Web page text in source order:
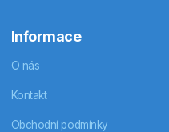
Informace
O nás
Kontakt
Obchodní podmínky